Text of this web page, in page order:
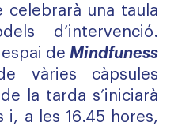
celebrarà una taula
d’intervenció.
de Mindfuness
vàries càpsules
la tarda s’iniciarà
a les 16.45 hores,